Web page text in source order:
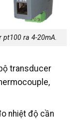
ra 4-20mA.
transducer
nhiệt độ cần